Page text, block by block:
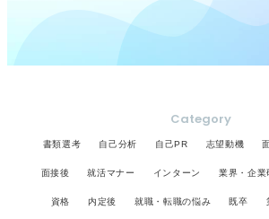
Category
書類選考 自己分析 自己PR 志望動機
面接後 就活マナー インターン 業界・企業
資格 内定後 就職・転職の悩み 既卒